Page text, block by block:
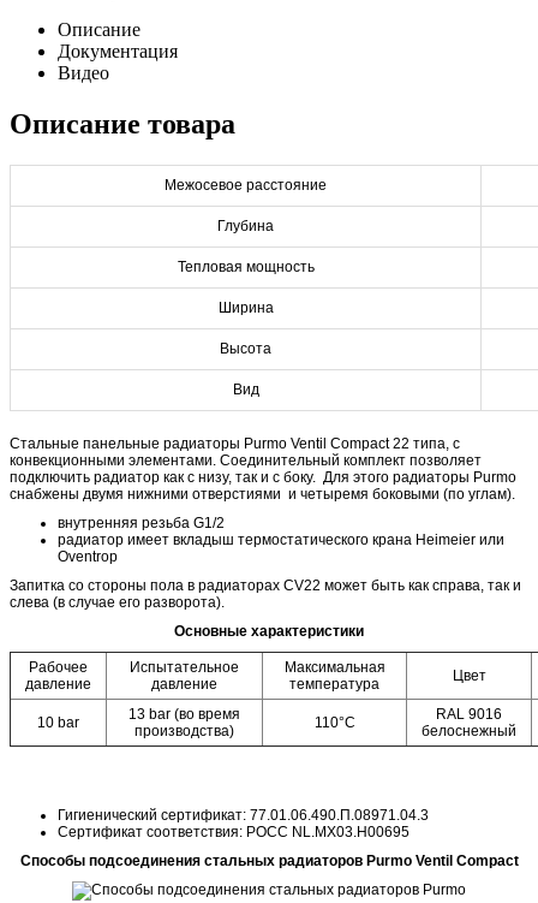
Описание
Документация
Видео
Описание товара
Межосевое расстояние
Глубина
Тепловая мощность
Ширина
Высота
Вид
Стальные панельные радиаторы Purmo Ventil Compact 22 типа, с
конвекционными элементами. Cоединительный комплект позволяет
подключить радиатор как с низу, так и с боку. Для этого радиаторы Purmo
снабжены двумя нижними отверстиями и четыремя боковыми (по углам).
внутренняя резьба G1/2
радиатор имеет вкладыш термостатического крана Heimeier или
Oventrop
Запитка со стороны пола в радиаторах CV22 может быть как справа, так и
слева (в случае его разворота).
Основные характеристики
Рабочее
давление
Испытательное
давление
Максимальная
температура
Цвет
10 bar
13 bar (во время
производства)
110°C
RAL 9016
белоснежный
Гигиенический сертификат: 77.01.06.490.П.08971.04.3
Сертификат соответствия: POCC NL.MX03.H00695
Способы подсоединения стальных радиаторов Purmo Ventil Compact